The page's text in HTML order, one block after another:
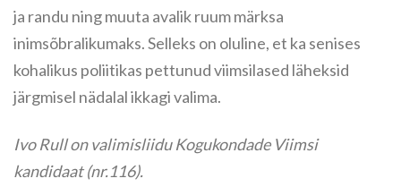
ja randu ning muuta avalik ruum märksa
inimsõbralikumaks. Selleks on oluline, et ka senises
kohalikus poliitikas pettunud viimsilased läheksid
järgmisel nädalal ikkagi valima.
Ivo Rull on valimisliidu Kogukondade Viimsi
kandidaat (nr.116).